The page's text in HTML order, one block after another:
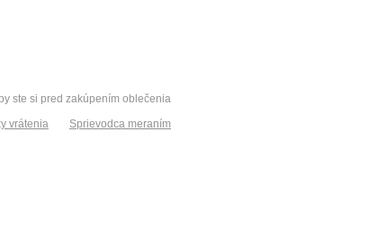
ste si pred zakúpením oblečenia
vrátenia Sprievodca meraním